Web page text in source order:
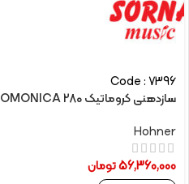
Code : 7396
سازدهنی کروماتیک CHROMONICA 280
Hohner
56,360,000تومان